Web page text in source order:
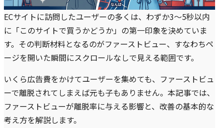
ECサイトに訪問したユーザーの多くは、わずか3〜5秒以内
に「このサイトで買うかどうか」の第一印象を決めていま
す。その判断材料となるのがファーストビュー、すなわちペ
ージを開いた瞬間にスクロールなしで見える範囲です。
いくら広告費をかけてユーザーを集めても、ファーストビュ
ーで離脱されてしまえば元も子もありません。本記事では、
ファーストビューが離脱率に与える影響と、改善の基本的な
考え方を解説します。